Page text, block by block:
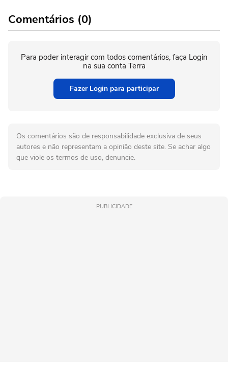
Comentários (0)
Para poder interagir com todos comentários, faça Login
na sua conta Terra
Fazer Login para participar
Os comentários são de responsabilidade exclusiva de seus
autores e não representam a opinião deste site. Se achar algo
que viole os termos de uso, denuncie.
PUBLICIDADE